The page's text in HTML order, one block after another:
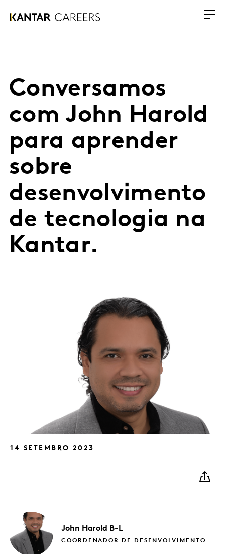
Conversamos
com John Harold
para aprender
sobre
desenvolvimento
de tecnologia na
Kantar.
14 SETEMBRO 2023
John Harold B-L
COORDENADOR DE DESENVOLVIMENTO